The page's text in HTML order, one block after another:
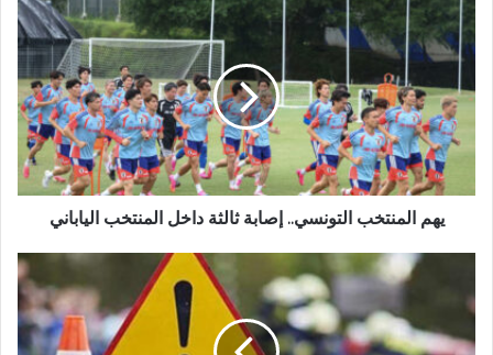
يهم المنتخب التونسي.. إصابة ثالثة داخل المنتخب الياباني